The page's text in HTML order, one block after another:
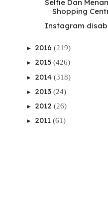
Selfie Dan
Shopping
Instagram
► 2016 (219)
► 2015 (426)
► 2014 (318)
► 2013 (24)
► 2012 (26)
► 2011 (61)